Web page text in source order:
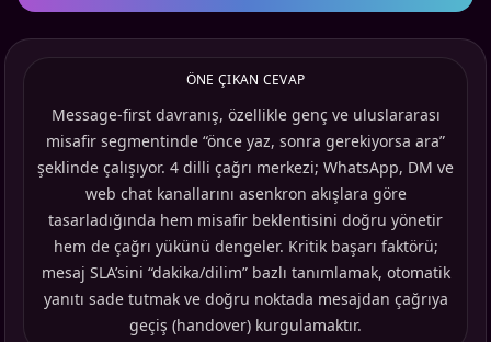
ÖNE ÇIKAN CEVAP
Message-first davranış, özellikle genç ve uluslararası
misafir segmentinde “önce yaz, sonra gerekiyorsa ara”
şeklinde çalışıyor. 4 dilli çağrı merkezi; WhatsApp, DM ve
web chat kanallarını asenkron akışlara göre
tasarladığında hem misafir beklentisini doğru yönetir
hem de çağrı yükünü dengeler. Kritik başarı faktörü;
mesaj SLA’sini “dakika/dilim” bazlı tanımlamak, otomatik
yanıtı sade tutmak ve doğru noktada mesajdan çağrıya
geçiş (handover) kurgulamaktır.